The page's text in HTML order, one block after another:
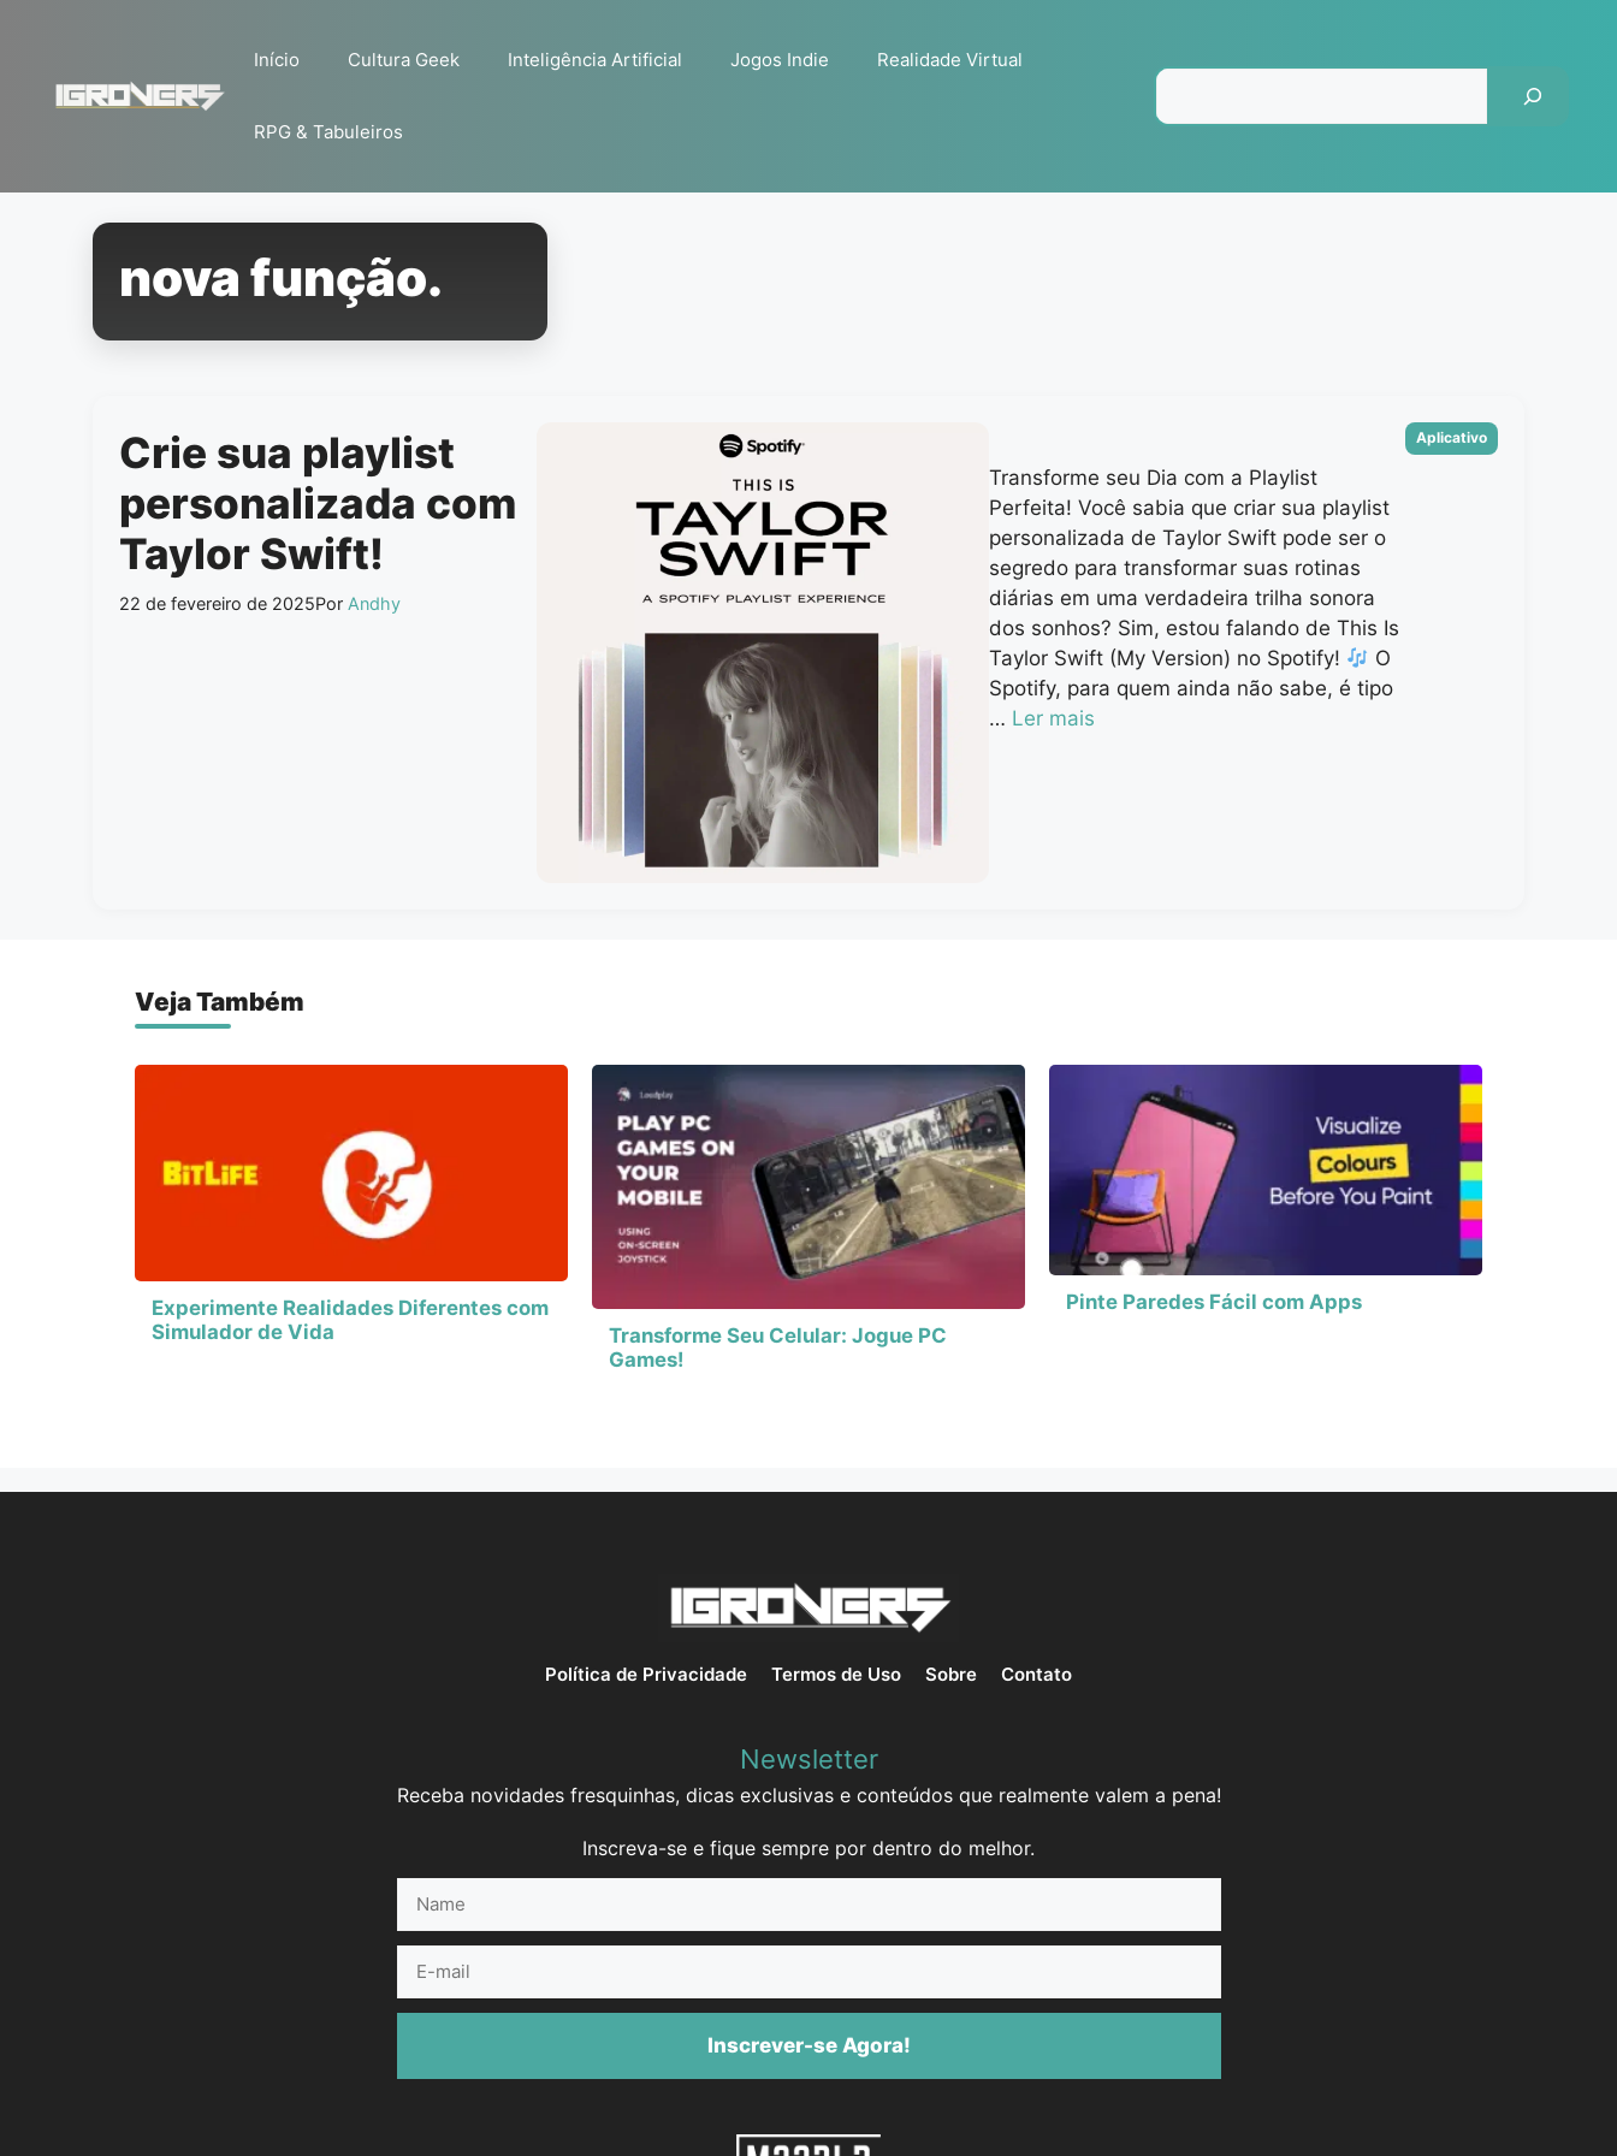
conteúdo
Início Cultura Geek Inteligência Artificial Jogos Indie Realidade Virtual
RPG & Tabuleiros
nova função.
Crie sua playlist
personalizada com
Taylor Swift!
22 de fevereiro de 2025Por Andhy
Transforme seu Dia com a Playlist
Perfeita! Você sabia que criar sua playlist
personalizada de Taylor Swift pode ser o
segredo para transformar suas rotinas
diárias em uma verdadeira trilha sonora
dos sonhos? Sim, estou falando de This Is
Taylor Swift (My Version) no Spotify!
O
Spotify, para quem ainda não sabe, é tipo
… Ler mais
Categorias
Aplicativo
Veja Também
Experimente Realidades Diferentes com
Simulador de Vida
Transforme Seu Celular: Jogue PC
Games!
Pinte Paredes Fácil com Apps
Política de Privacidade Termos de Uso Sobre Contato
Newsletter
Receba novidades fresquinhas, dicas exclusivas e conteúdos que realmente valem a pena!
Inscreva-se e fique sempre por dentro do melhor.
mail
Inscrever-se Agora!